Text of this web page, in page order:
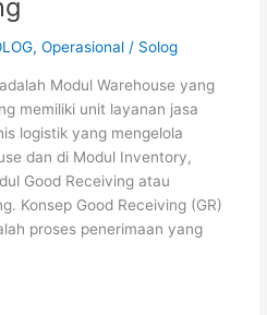
,Operasional / Solog
Modul Warehouse yang
memiliki unit layanan jasa
logistik yang mengelola
dan di Modul Inventory,
Good Receiving atau
Konsep Good Receiving (GR)
proses penerimaan yang